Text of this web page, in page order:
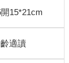
威廉？」
15*21cm
適讀